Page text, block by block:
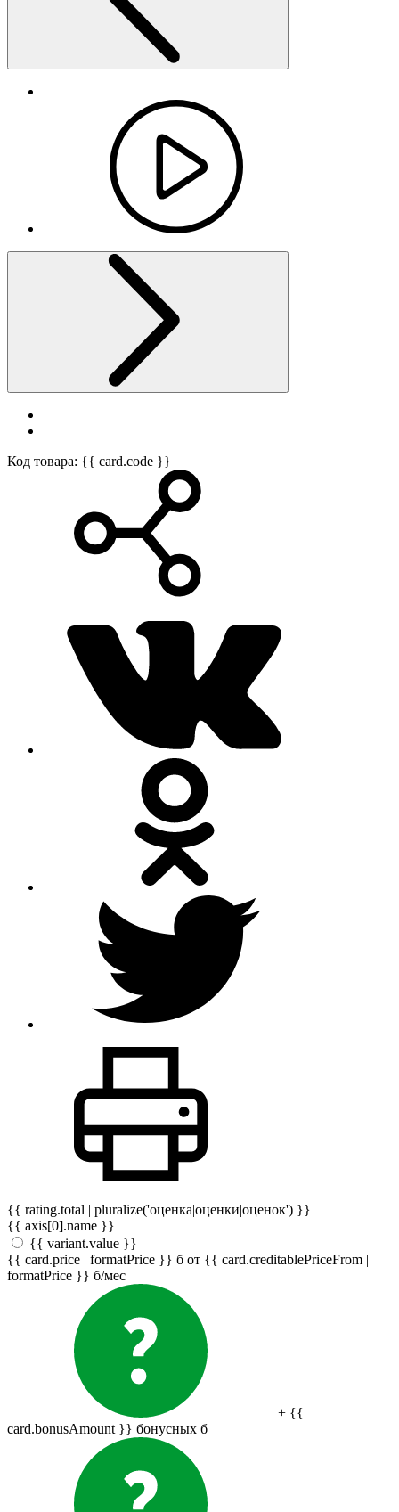
Код товара: {{ card.code }}
{{ rating.total | pluralize('оценка|оценки|оценок') }}
{{ axis[0].name }}
{{ variant.value }}
{{ card.price | formatPrice }} б от {{ card.creditablePriceFrom |
formatPrice }} б/мес
+ {{
card.bonusAmount }} бонусных б